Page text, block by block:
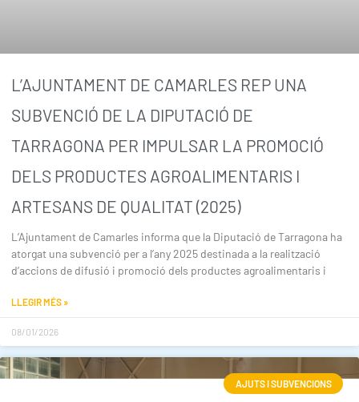
L’AJUNTAMENT DE CAMARLES REP UNA
SUBVENCIÓ DE LA DIPUTACIÓ DE
TARRAGONA PER IMPULSAR LA PROMOCIÓ
DELS PRODUCTES AGROALIMENTARIS I
ARTESANS DE QUALITAT (2025)
L’Ajuntament de Camarles informa que la Diputació de Tarragona ha
atorgat una subvenció per a l’any 2025 destinada a la realització
d’accions de difusió i promoció dels productes agroalimentaris i
LLEGIR MÉS »
08/01/2026
AJUTS I SUBVENCIONS